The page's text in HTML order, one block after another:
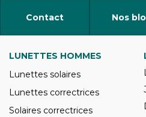
Contact Nos
LUNETTES HOMMES
Lunettes solaires
Lunettes correctrices
Solaires correctrices